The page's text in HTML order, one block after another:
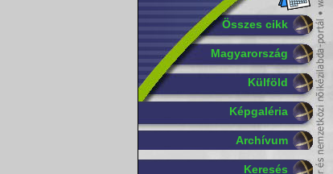
Összes cikk
Magyarország
Külföld
Képgaléria
Archívum
Keresés